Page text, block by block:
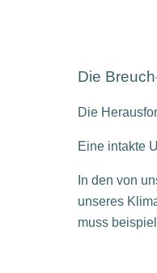
Die
Die
Eine intakte
In den von
unseres
muss